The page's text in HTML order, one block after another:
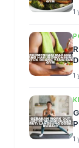
1
1
1